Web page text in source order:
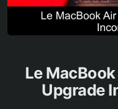
Le
Upgrade